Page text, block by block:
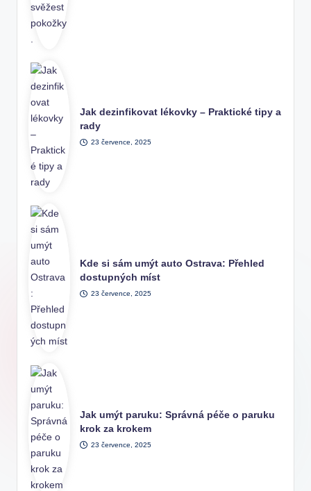
Jak dezinfikovat lékovky – Praktické tipy a
rady
23 července, 2025
Kde si sám umýt auto Ostrava: Přehled
dostupných míst
23 července, 2025
Jak umýt paruku: Správná péče o paruku
krok za krokem
23 července, 2025